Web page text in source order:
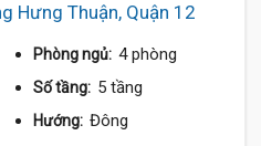
Hưng Thuận, Quận 12
Phòng ngủ: 4 phòng
Số tầng: 5 tầng
Hướng: Đông